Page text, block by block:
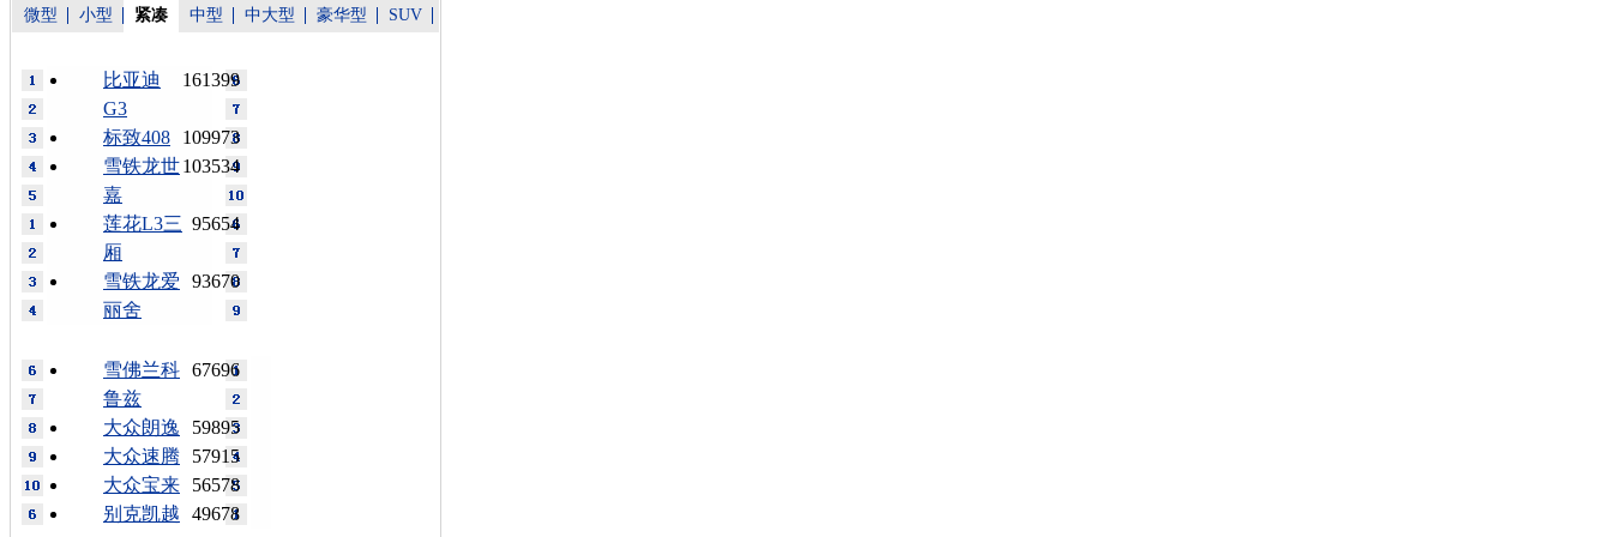
微型 小型 紧凑 中型 中大型 豪华型 SUV
161399
比亚迪
G3
109973
标致408
103534
雪铁龙世
嘉
95654
莲花L3三
厢
93670
雪铁龙爱
丽舍
67696
雪佛兰科
鲁兹
59895
大众朗逸
57915
大众速腾
56578
大众宝来
49678
别克凯越